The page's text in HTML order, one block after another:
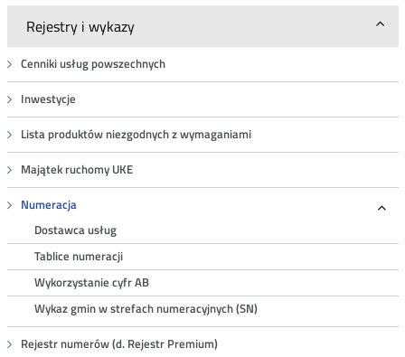
Rejestry i wykazy
Cenniki usług powszechnych
Inwestycje
Lista produktów niezgodnych z wymaganiami
Majątek ruchomy UKE
Numeracja
Dostawca usług
Tablice numeracji
Wykorzystanie cyfr AB
Wykaz gmin w strefach numeracyjnych (SN)
Rejestr numerów (d. Rejestr Premium)